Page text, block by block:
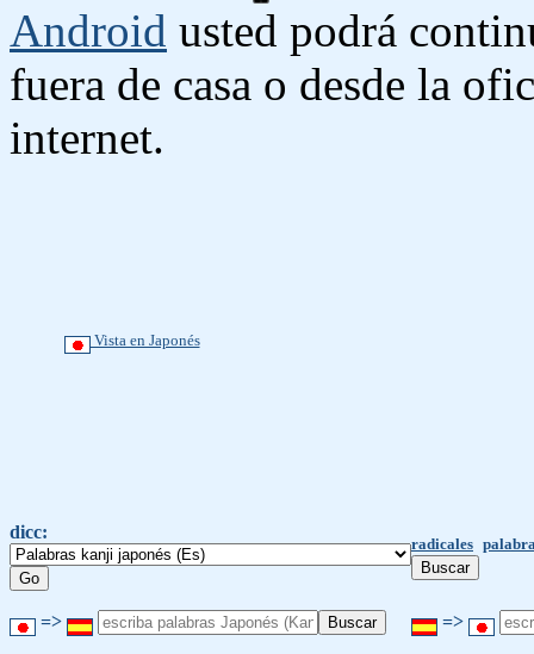
Android usted podrá
fuera de casa o desde la
internet.
Vista en Japonés
dicc:
radicales
=> =>